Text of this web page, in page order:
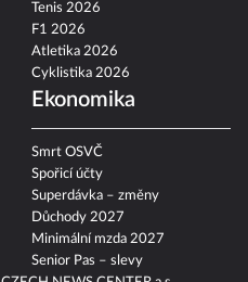
Tenis 2026
F1 2026
Atletika 2026
Cyklistika 2026
Ekonomika
Smrt OSVČ
Spořicí účty
Superdávka – změny
Důchody 2027
Minimální mzda 2027
Senior Pas – slevy